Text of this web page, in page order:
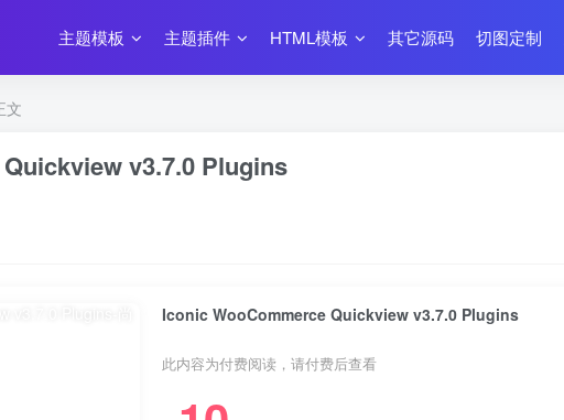
主题模板 主题插件 HTML模板 其它源码 切图定制
文
v3.7.0 Plugins
Iconic WooCommerce Quickview v3.7.0 Plugins
此内容为付费阅读，请付费后查看